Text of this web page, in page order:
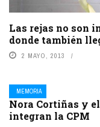
Las rejas no son
donde también
2 MAYO, 2013
MEMORIA
Nora Cortiñas y
integran la CPM